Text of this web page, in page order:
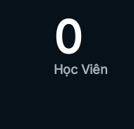
0
Học Viên